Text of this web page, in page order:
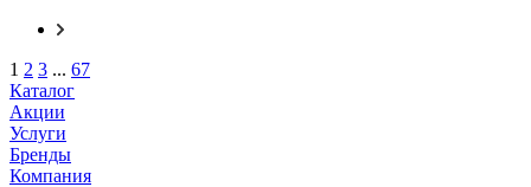
1 2 3 ... 67
Каталог
Акции
Услуги
Бренды
Компания